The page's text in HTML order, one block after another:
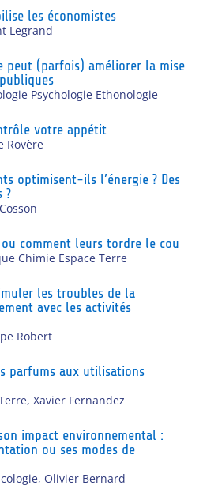
les économistes
Legrand
peut (parfois) améliorer la mise
Psychologie Ethonologie
votre appétit
Rovère
optimisent-ils l’énergie ? Des
?
ou comment leurs tordre le cou
Chimie Espace Terre
les troubles de la
avec les activités
Robert
parfums aux utilisations
,Xavier Fernandez
impact environnemental :
ou ses modes de
, Olivier Bernard